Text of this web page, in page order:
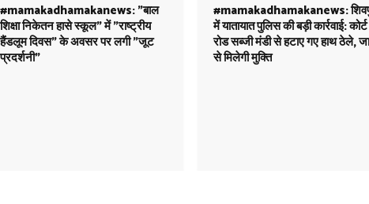
#mamakadhamakanews: "बाल
शिक्षा निकेतन हासे स्कूल" में "राष्ट्रीय
हैंडलूम दिवस" के अवसर पर लगी "जूट
प्रदर्शनी"
#mamakadhamakanews:
में यातायात पुलिस की बड़ी कार्रवाई: कोर्ट
रोड सब्जी मंडी से हटाए गए हाथ ठेले,
से मिलेगी मुक्ति